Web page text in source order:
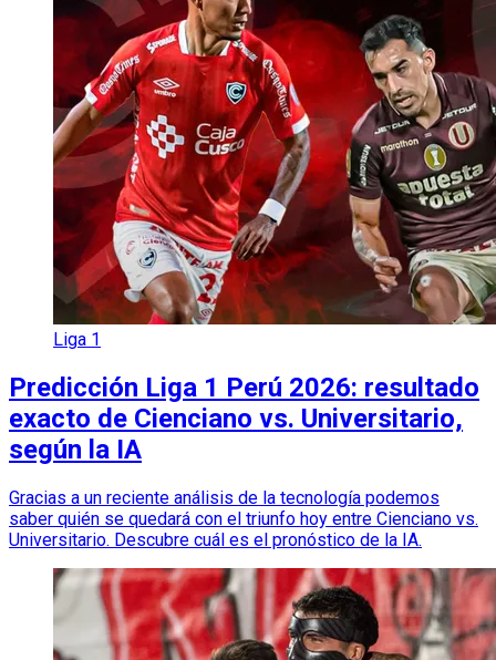
Liga 1
Predicción Liga 1 Perú 2026: resultado
exacto de Cienciano vs. Universitario,
según la IA
Gracias a un reciente análisis de la tecnología podemos
saber quién se quedará con el triunfo hoy entre Cienciano vs.
Universitario. Descubre cuál es el pronóstico de la IA.